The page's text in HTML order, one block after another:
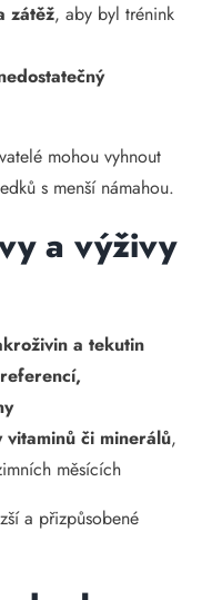
zátěž, aby byl trénink
mohou vyhnout
s menší námahou.
a výživy
a tekutin
vitaminů či minerálů,
měsících
a přizpůsobené